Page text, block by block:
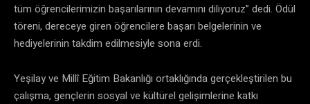
tüm öğrencilerimizin başarılarının devamını diliyoruz” dedi. ​Ödül
töreni, dereceye giren öğrencilere başarı belgelerinin ve
hediyelerinin takdim edilmesiyle sona erdi.
​Yeşilay ve Millî Eğitim Bakanlığı ortaklığında gerçekleştirilen bu
çalışma, gençlerin sosyal ve kültürel gelişimlerine katkı